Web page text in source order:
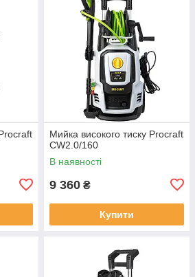
Мийка високого тиску Procraft
CW2.0/160
В наявності
9 360 ₴
Купити